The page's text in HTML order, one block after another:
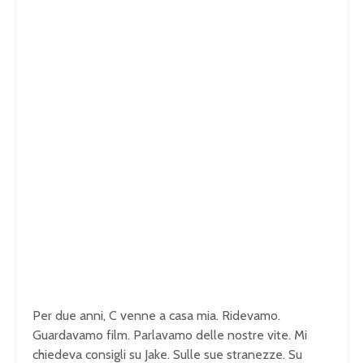
Per due anni, C venne a casa mia. Ridevamo.
Guardavamo film. Parlavamo delle nostre vite. Mi
chiedeva consigli su Jake. Sulle sue stranezze. Su